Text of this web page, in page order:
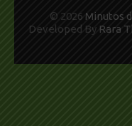
© 2026 Minutos
Developed By Rara